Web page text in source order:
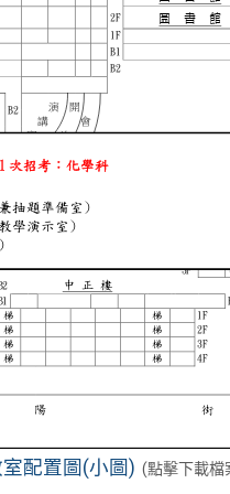
配置圖(小圖) (點擊下載檔